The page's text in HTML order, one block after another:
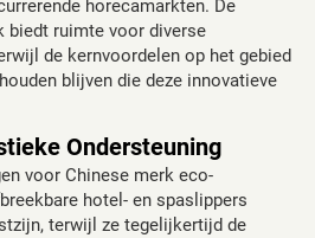
horecamarkten. De
biedt ruimte voor diverse
de kernvoordelen op het gebied
blijven die deze innovatieve
Ondersteuning
voor Chinese merk eco-
hotel- en spaslippers
terwijl ze tegelijkertijd de